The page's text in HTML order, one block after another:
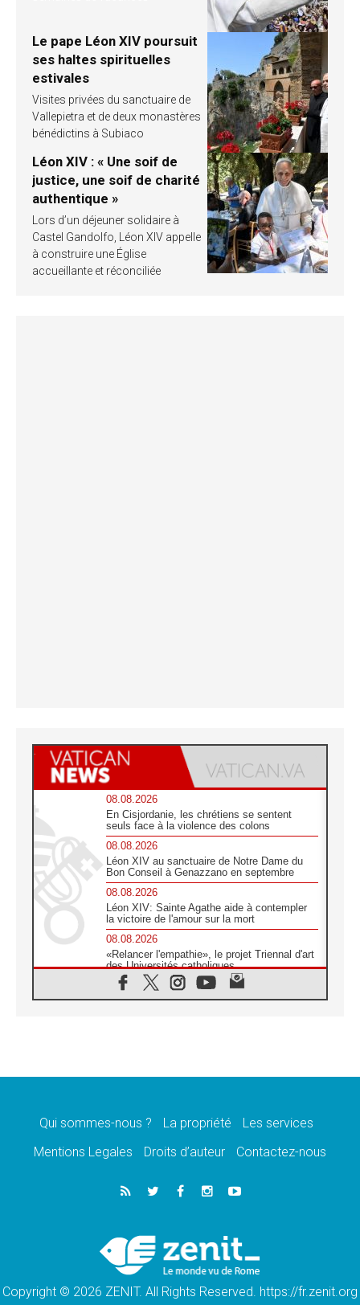
Le pape Léon XIV poursuit
ses haltes spirituelles
estivales
Visites privées du sanctuaire de
Vallepietra et de deux monastères
bénédictins à Subiaco
Léon XIV : « Une soif de
justice, une soif de charité
authentique »
Lors d’un déjeuner solidaire à
Castel Gandolfo, Léon XIV appelle
à construire une Église
accueillante et réconciliée
08.08.2026
En Cisjordanie, les chrétiens se sentent
seuls face à la violence des colons
08.08.2026
Léon XIV au sanctuaire de Notre Dame du
Bon Conseil à Genazzano en septembre
08.08.2026
Léon XIV: Sainte Agathe aide à contempler
la victoire de l'amour sur la mort
08.08.2026
«Relancer l'empathie», le projet Triennal d'art
des Universités catholiques
08.08.2026
Signis 2026, donner la parole aux religieuses
07.08.2026
07.08.2026
de l'Assomption et mémoire nationale
«La paix commence par l'empathie» estime
le cardinal Parolin
En Colombie, «la paix ne s'achète pas avec
une signature»
Qui sommes-nous ? La propriété
Les services
Mentions Legales
Droits d’auteur Contactez-nous
Copyright © 2026 ZENIT. All Rights Reserved. https://fr.zenit.org